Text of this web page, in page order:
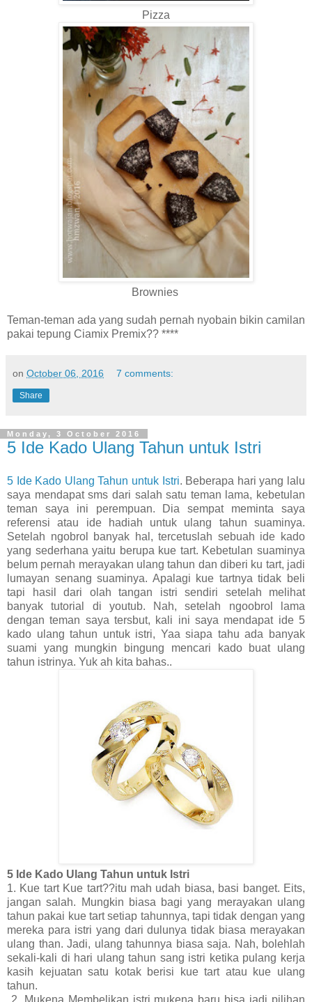
Pizza
Brownies
Teman-teman ada yang sudah pernah nyobain bikin camilan
pakai tepung Ciamix Premix?? ****
on October 06, 2016 7 comments:
Share
Monday, 3 October 2016
5 Ide Kado Ulang Tahun untuk Istri
5 Ide Kado Ulang Tahun untuk Istri. Beberapa hari yang lalu
saya mendapat sms dari salah satu teman lama, kebetulan
teman saya ini perempuan. Dia sempat meminta saya
referensi atau ide hadiah untuk ulang tahun suaminya.
Setelah ngobrol banyak hal, tercetuslah sebuah ide kado
yang sederhana yaitu berupa kue tart. Kebetulan suaminya
belum pernah merayakan ulang tahun dan diberi ku tart, jadi
lumayan senang suaminya. Apalagi kue tartnya tidak beli
tapi hasil dari olah tangan istri sendiri setelah melihat
banyak tutorial di youtub. Nah, setelah ngoobrol lama
dengan teman saya tersbut, kali ini saya mendapat ide 5
kado ulang tahun untuk istri, Yaa siapa tahu ada banyak
suami yang mungkin bingung mencari kado buat ulang
tahun istrinya. Yuk ah kita bahas..
5 Ide Kado Ulang Tahun untuk Istri
1. Kue tart Kue tart??itu mah udah biasa, basi banget. Eits,
jangan salah. Mungkin biasa bagi yang merayakan ulang
tahun pakai kue tart setiap tahunnya, tapi tidak dengan yang
mereka para istri yang dari dulunya tidak biasa merayakan
ulang than. Jadi, ulang tahunnya biasa saja. Nah, bolehlah
sekali-kali di hari ulang tahun sang istri ketika pulang kerja
kasih kejuatan satu kotak berisi kue tart atau kue ulang
tahun.
2. Mukena Membelikan istri mukena baru bisa jadi pilihan